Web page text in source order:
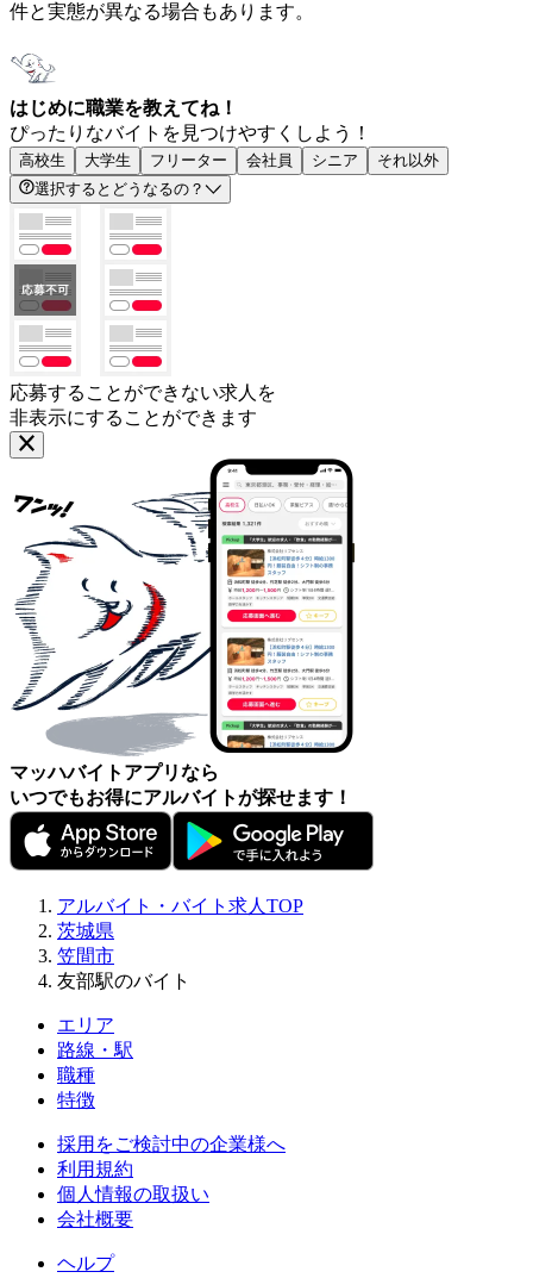
件と実態が異なる場合もあります。
はじめに職業を教えてね！
ぴったりなバイトを見つけやすくしよう！
高校生 大学生 フリーター 会社員 シニア
それ以外
選択するとどうなるの？
応募することができない求人を
非表示にすることができます
マッハバイトアプリなら
いつでもお得にアルバイトが探せます！
アルバイト・バイト求人TOP
茨城県
笠間市
友部駅のバイト
エリア
路線・駅
職種
特徴
採用をご検討中の企業様へ
利用規約
個人情報の取扱い
会社概要
ヘルプ